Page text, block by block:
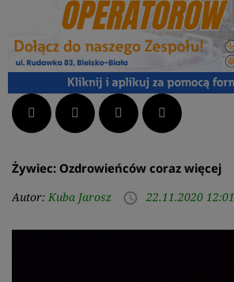
Facebook Twitter LinkedIn Pinterest
Żywiec: Ozdrowieńców coraz więcej
Autor: Kuba Jarosz access_time 22.11.2020 12:01